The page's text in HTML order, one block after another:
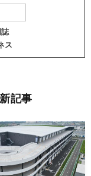
ス
記事